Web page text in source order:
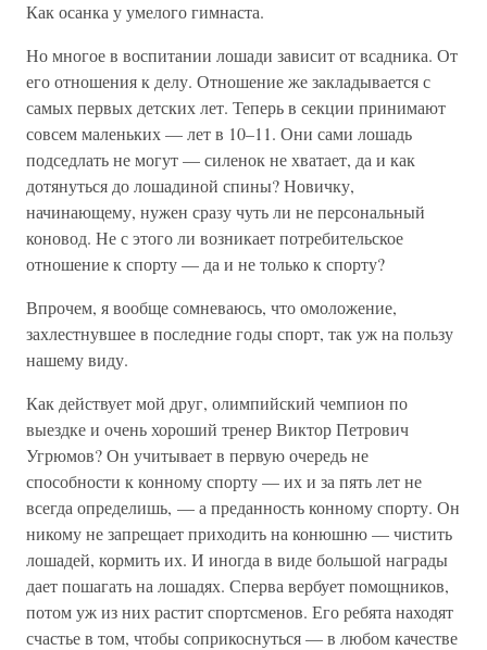
Как осанка у умелого гимнаста.
Но многое в воспитании лошади зависит от всадника. От
его отношения к делу. Отношение же закладывается с
самых первых детских лет. Теперь в секции принимают
совсем маленьких — лет в 10–11. Они сами лошадь
подседлать не могут — силенок не хватает, да и как
дотянуться до лошадиной спины? Новичку,
начинающему, нужен сразу чуть ли не персональный
коновод. Не с этого ли возникает потребительское
отношение к спорту — да и не только к спорту?
Впрочем, я вообще сомневаюсь, что омоложение,
захлестнувшее в последние годы спорт, так уж на пользу
нашему виду.
Как действует мой друг, олимпийский чемпион по
выездке и очень хороший тренер Виктор Петрович
Угрюмов? Он учитывает в первую очередь не
способности к конному спорту — их и за пять лет не
всегда определишь, — а преданность конному спорту. Он
никому не запрещает приходить на конюшню — чистить
лошадей, кормить их. И иногда в виде большой награды
дает пошагать на лошадях. Сперва вербует помощников,
потом уж из них растит спортсменов. Его ребята находят
счастье в том, чтобы соприкоснуться — в любом качестве